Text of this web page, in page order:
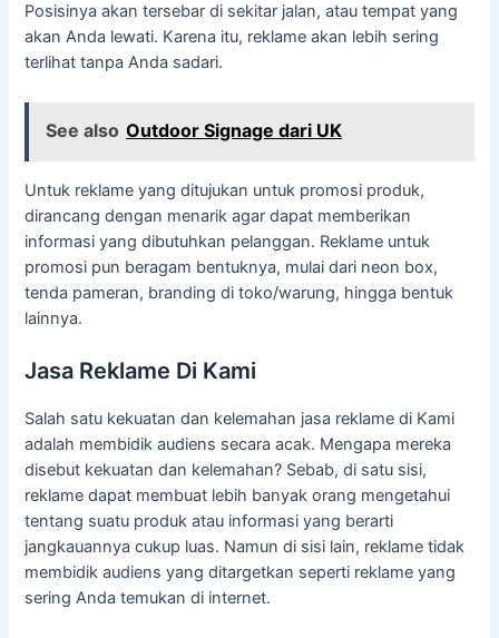
Posisinya akan tersebar di sekitar jalan, atau tempat yang
akan Anda lewati. Karena itu, reklame akan lebih sering
terlihat tanpa Anda sadari.
See also Outdoor Signage dari UK
Untuk reklame yang ditujukan untuk promosi produk,
dirancang dengan menarik agar dapat memberikan
informasi yang dibutuhkan pelanggan. Reklame untuk
promosi pun beragam bentuknya, mulai dari neon box,
tenda pameran, branding di toko/warung, hingga bentuk
lainnya.
Jasa Reklame Di Kami
Salah satu kekuatan dan kelemahan jasa reklame di Kami
adalah membidik audiens secara acak. Mengapa mereka
disebut kekuatan dan kelemahan? Sebab, di satu sisi,
reklame dapat membuat lebih banyak orang mengetahui
tentang suatu produk atau informasi yang berarti
jangkauannya cukup luas. Namun di sisi lain, reklame tidak
membidik audiens yang ditargetkan seperti reklame yang
sering Anda temukan di internet.